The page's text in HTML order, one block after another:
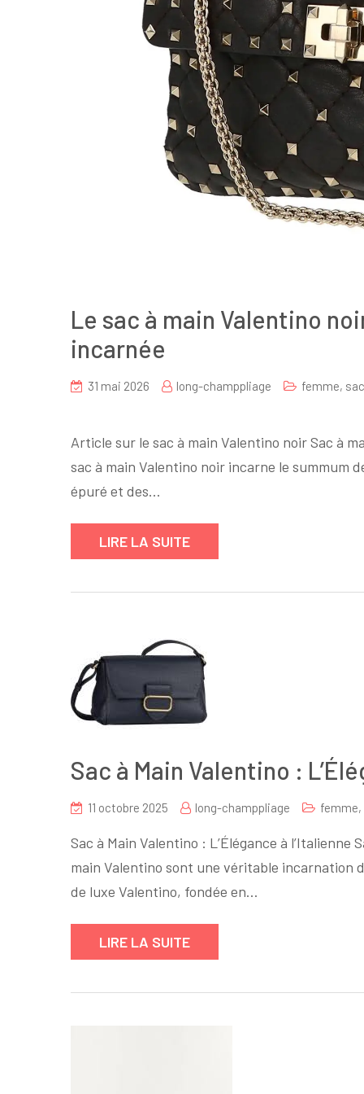
Le sac à main Valentino
incarnée
31 mai 2026 long-champpliage femme,
sac
à
main
intemporelle
Article sur le sac à main Valentino noir Sac à
sac à main Valentino noir incarne le summum
épuré et des…
LIRE LA SUITE
Sac à Main Valentino :
11 octobre 2025 long-champpliage femme,
Sac à Main Valentino : L’Élégance à l’Italienne
main Valentino sont une véritable incarnation
de luxe Valentino, fondée en…
LIRE LA SUITE